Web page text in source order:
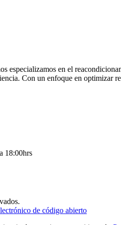
especializamos en el
Con un enfoque en optimizar
18:00hrs
de código abierto